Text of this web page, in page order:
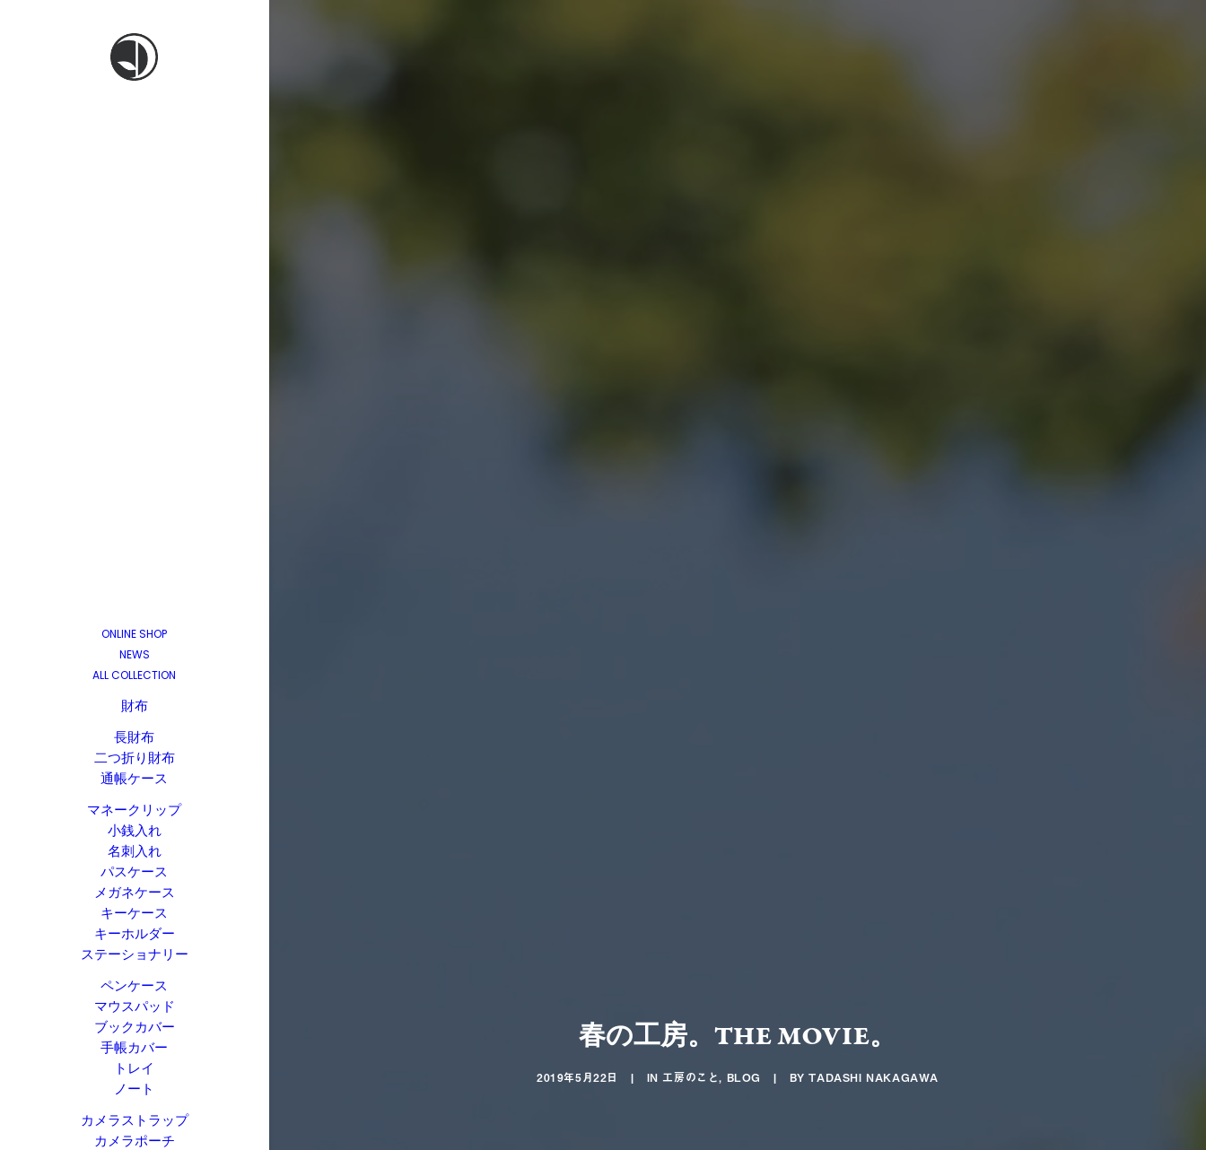
ONLINE SHOP
NEWS
ALL COLLECTION
財布
長財布
二つ折り財布
通帳ケース
マネークリップ
小銭入れ
名刺入れ
パスケース
メガネケース
キーケース
キーホルダー
ステーショナリー
ペンケース
マウスパッド
ブックカバー
手帳カバー
トレイ
ノート
カメラストラップ
カメラポーチ
春の工房。THE MOVIE。
2019年5月22日 | IN 工房のこと, BLOG | BYTADASHI NAKAGAWA